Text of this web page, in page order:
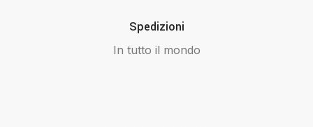
Spedizioni
In tutto il mondo